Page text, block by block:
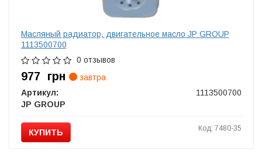
Масляный радиатор, двигательное масло JP GROUP
1113500700
0 отзывов
977 грн
завтра
Артикул:
1113500700
JP GROUP
КУПИТЬ Код: 7480-35